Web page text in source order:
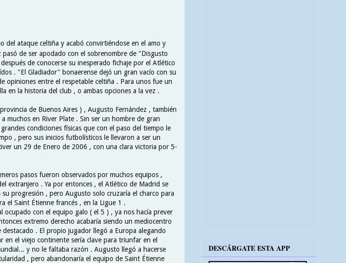
del ataque celtiña y acabó convirtiéndose en el amo y
de ser apodado con el sobrenombre de "Disgusto
de conocerse su inesperado fichaje por el Atlético
. "El Gladiador" bonaerense dejó un gran vacío con su
opiniones entre el respetable celtiña . Para unos fue un
en la historia del club , o ambas opciones a la vez .
de Buenos Aires ) , Augusto Fernández , también
muchos en River Plate . Sin ser un hombre de gran
condiciones físicas que con el paso del tiempo le
, pero sus inicios futbolísticos le llevaron a ser un
un 29 de Enero de 2006 , con una clara victoria por 5-
pasos fueron observados por muchos equipos ,
extranjero . Ya por entonces , el Atlético de Madrid se
su progresión , pero Augusto solo cruzaría el charco para
el Saint Étienne francés , en la Ligue 1 .
ocupado con el equipo galo ( el 5 ) , ya nos hacía prever
extremo derecho acabaría siendo un mediocentro
destacado . El propio jugador llegó a Europa alegando
en el viejo continente sería clave para triunfar en el
y no le faltaba razón . Augusto llegó a hacerse
, pero abandonaría el equipo de Saint Étienne
DESCÁRGATE ESTA APP